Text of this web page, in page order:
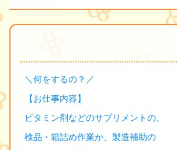
＼何をするの？／
【お仕事内容】
ビタミン剤などのサプリメントの、
検品・箱詰め作業か、製造補助の